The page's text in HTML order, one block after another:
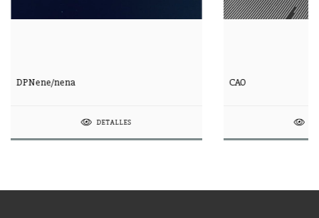
DPNene/nena
DETALLES
CAO